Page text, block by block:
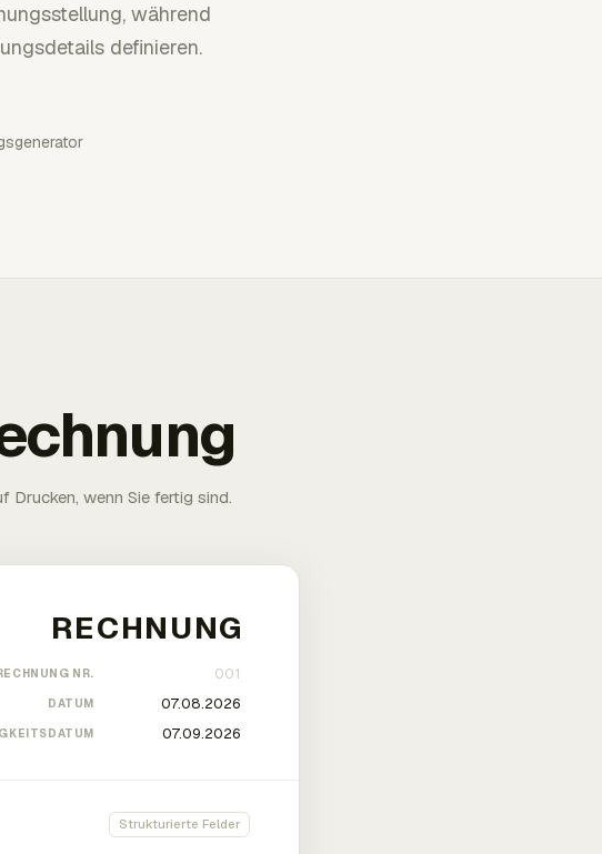
während
definieren.
Drucken, wenn Sie fertig sind.
NR.
DATUM
Strukturierte Felder